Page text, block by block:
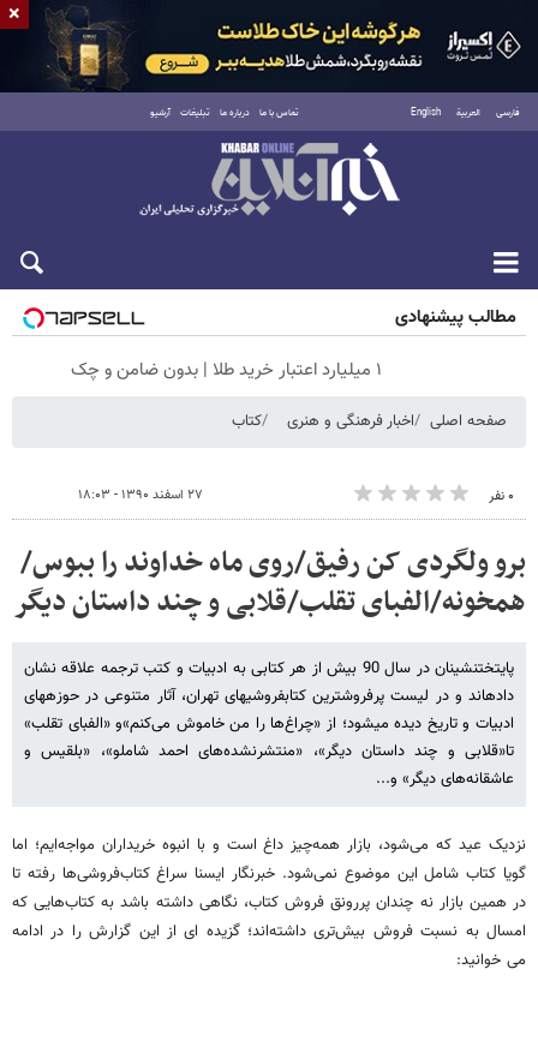
فارسی العربية English تماس با ما درباره ما تبلیغات آرشیو
شنبه ۱۷ مرداد ۱۴۰۵
مطالب پیشنهادی
۱ میلیارد اعتبار خرید طلا | بدون ضامن و چک
صفحه اصلی اخبار فرهنگی و هنری کتاب
۰ نفر ۲۷ اسفند ۱۳۹۰ - ۱۸:۰۳
برو ولگردی کن رفیق/روی ماه خداوند را ببوس/
همخونه/الفبای تقلب/قلابی و چند داستان دیگر
پایتخت​نشینان در سال 90 بیش از هر کتابی به ادبیات و کتب ترجمه علاقه نشان
داده​اند و در لیست پرفروش​ترین کتاب​فروشی​های تهران، آثار متنوعی در حوزه​های
ادبیات و تاریخ دیده می​شود؛ از «چراغ‌ها را من خاموش می‌کنم»و «الفبای تقلب»
تا«قلابی و چند داستان دیگر»، «منتشرنشده‌های احمد شاملو»، «بلقیس و
عاشقانه‌های دیگر» و...
نزدیک عید که می‌شود، بازار همه‌چیز داغ است و با انبوه خریداران مواجه‌ایم؛ اما
گویا کتاب شامل این موضوع نمی‌شود. خبرنگار ایسنا سراغ کتاب‌فروشی‌ها رفته تا
در همین بازار نه چندان پررونق فروش کتاب، نگاهی داشته باشد به کتاب‌هایی که
امسال به نسبت فروش‌ بیش‌تری داشته‌اند؛ گزیده ای از این گزارش را در ادامه
می خوانید:
×